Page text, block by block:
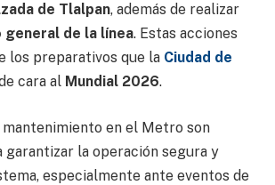
de Tlalpan, además de realizar
general de la línea. Estas acciones
los preparativos que la Ciudad de
cara al Mundial 2026.
mantenimiento en el Metro son
garantizar la operación segura y
especialmente ante eventos de